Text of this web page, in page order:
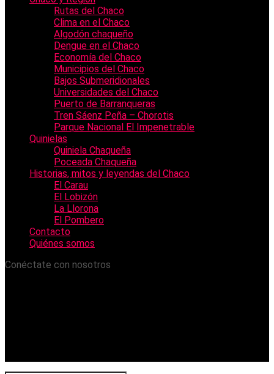
Rutas del Chaco
Clima en el Chaco
Algodón chaqueño
Dengue en el Chaco
Economía del Chaco
Municipios del Chaco
Bajos Submeridionales
Universidades del Chaco
Puerto de Barranqueras
Tren Sáenz Peña – Chorotis
Parque Nacional El Impenetrable
Quinielas
Quiniela Chaqueña
Poceada Chaqueña
Historias, mitos y leyendas del Chaco
El Carau
El Lobizón
La Llorona
El Pombero
Contacto
Quiénes somos
Conéctate con nosotros